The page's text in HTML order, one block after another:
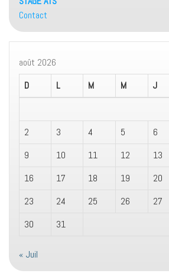
Contact
août 2026
D
L M M J
2
3 4 5 6
9
10 11 12 13
16
17 18 19 20
23
24 25 26 27
30
31
« Juil